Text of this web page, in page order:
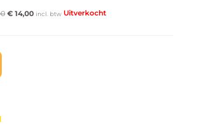
€14,00 incl. btw Uitverkocht